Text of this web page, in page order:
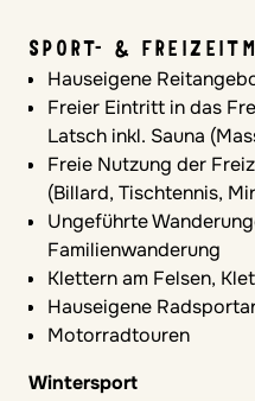
Komfort im Zimmer
Stauraum für
Safe
Nur Heizung
Babybett
Kinderbett mit
Wickelmöglichkeiten
In öffentlichen
SPORT- &
Hauseigene
Freier Eintritt in das
Latsch inkl. Sauna
Freie Nutzung der
(Billard, Tischtennis,
Ungeführte
Familienwanderung
Klettern am Felsen,
Hauseigene
Motorradtouren
Wintersport